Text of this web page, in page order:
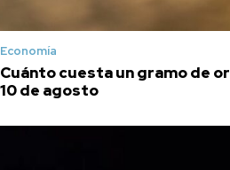
Economía
Cuánto cuesta un gramo de
10 de agosto